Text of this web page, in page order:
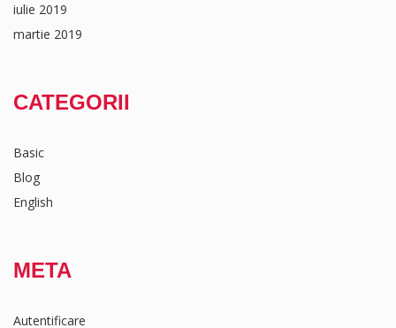
iulie 2019
martie 2019
CATEGORII
Basic
Blog
English
META
Autentificare